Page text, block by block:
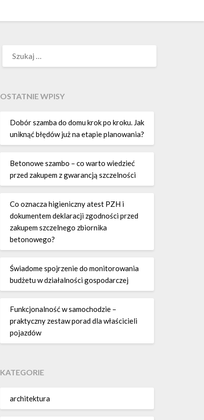
OSTATNIE WPISY
Dobór szamba do domu krok po kroku. Jak
uniknąć błędów już na etapie planowania?
Betonowe szambo – co warto wiedzieć
przed zakupem z gwarancją szczelności
Co oznacza higieniczny atest PZH i
dokumentem deklaracji zgodności przed
zakupem szczelnego zbiornika
betonowego?
Świadome spojrzenie do monitorowania
budżetu w działalności gospodarczej
Funkcjonalność w samochodzie –
praktyczny zestaw porad dla właścicieli
pojazdów
KATEGORIE
architektura